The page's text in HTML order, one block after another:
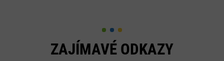
ZAJÍMAVÉ ODKAZY